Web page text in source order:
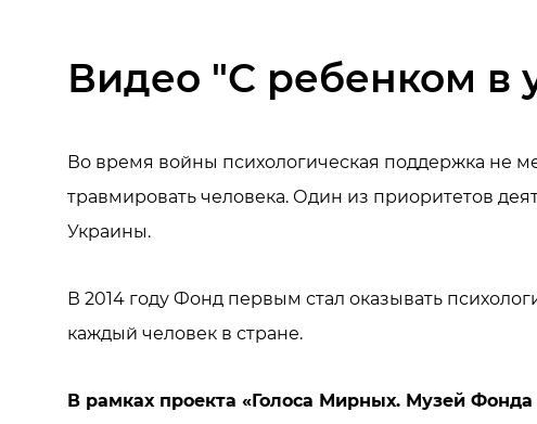
Видео "С ребенком в
Во время войны психологическая поддержка не
травмировать человека. Один из приоритетов
Украины.
В 2014 году Фонд первым стал оказывать
каждый человек в стране.
В рамках проекта «Голоса Мирных. Музей